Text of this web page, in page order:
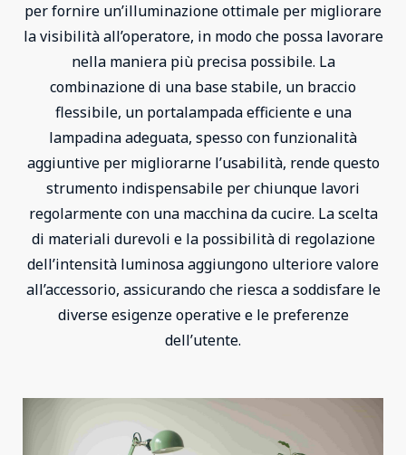
per fornire un’illuminazione ottimale per migliorare
la visibilità all’operatore, in modo che possa lavorare
nella maniera più precisa possibile. La
combinazione di una base stabile, un braccio
flessibile, un portalampada efficiente e una
lampadina adeguata, spesso con funzionalità
aggiuntive per migliorarne l’usabilità, rende questo
strumento indispensabile per chiunque lavori
regolarmente con una macchina da cucire. La scelta
di materiali durevoli e la possibilità di regolazione
dell’intensità luminosa aggiungono ulteriore valore
all’accessorio, assicurando che riesca a soddisfare le
diverse esigenze operative e le preferenze
dell’utente.